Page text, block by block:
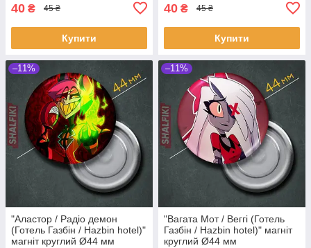
40 ₴ 45 ₴
Купити
40 ₴ 45 ₴
Купити
–11%
"Аластор / Радіо демон
(Готель Газбін / Hazbin hotel)"
магніт круглий Ø44 мм
–11%
"Вагата Мот / Веггі (Готель
Газбін / Hazbin hotel)" магніт
круглий Ø44 мм